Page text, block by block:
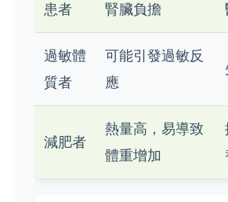
患者
腎臟負擔
過敏體
質者
可能引發過敏反
應
減肥者
熱量高，易導致
體重增加